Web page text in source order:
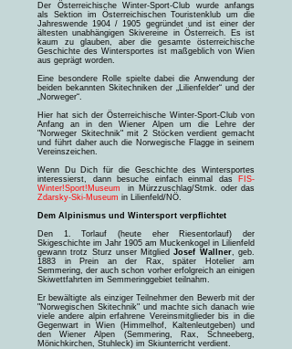
Der Österreichische Winter-Sport-Club wurde anfangs
als Sektion im Österreichischen Touristenklub um die
Jahreswende 1904 / 1905 gegründet und ist einer der
ältesten unabhängigen Skivereine in Österreich. Es ist
kaum zu glauben, aber die gesamte österreichische
Geschichte des Wintersportes ist maßgeblich von Wien
aus geprägt worden.
Eine besondere Rolle spielte dabei die Anwendung der
beiden bekannten Skitechniken der „Lilienfelder“ und der
„Norweger“.
Hier hat sich der Österreichische Winter-Sport-Club von
Anfang an in den Wiener Alpen um die Lehre der
"Norweger Skitechnik" mit 2 Stöcken verdient gemacht
und führt daher auch die Norwegische Flagge in seinem
Vereinszeichen.
Wenn Du Dich für die Geschichte des Wintersportes
interessierst, dann besuche einfach einmal das
FIS-
Winter!Sport!Museum
in Mürzzuschlag/Stmk. oder das
Zdarsky-Ski-Museum in Lilienfeld/NÖ.
Dem Alpinismus und Wintersport verpflichtet
Den 1. Torlauf (heute eher Riesentorlauf) der
Skigeschichte im Jahr 1905 am Muckenkogel in Lilienfeld
gewann trotz Sturz unser MitgliedJosef Wallner, geb.
1883 in Prein an der Rax, später Hotelier am
Semmering, der auch schon vorher erfolgreich an einigen
Skiwettfahrten im Semmeringgebiet teilnahm.
Er bewältigte als einziger Teilnehmer den Bewerb mit der
"Norwegischen Skitechnik" und machte sich danach wie
viele andere alpin erfahrene Vereinsmitglieder bis in die
Gegenwart in Wien (Himmelhof, Kaltenleutgeben) und
denWiener Alpen (Semmering, Rax, Schneeberg,
Mönichkirchen, Stuhleck) im Skiunterricht verdient.